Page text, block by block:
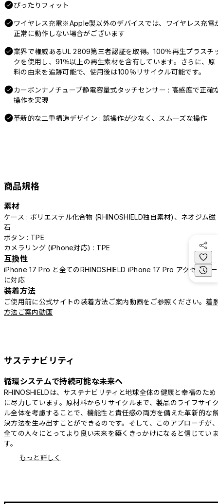
ぴったりフィット
ワイヤレス充電※Apple製以外のデバイスでは、ワイヤレス充電
正常に動作しない場合がございます
業界で権威あるUL 2809第三者認証を取得。100％再生プラスチ
クを使用し、91％以上の再生素材を含有しています。さらに、原
料の由来を追跡可能で、使用後は100％リサイクル可能です。
カーボンナノチューブ静電容量式タッチセンサー : 高感度で正確
操作を実現
革新的な二重構造デザイン : 誤操作が少なく、スムーズな操作
商品規格
素材
ケース : ポリエステル化合物 (RHINOSHIELD独自素材)、ネオジム磁
石
ボタン : TPE
カメラリング (iPhone対応) : TPE
互換性
iPhone 17 Pro と全てのRHINOSHIELD iPhone 17 Pro アクセサリー
に対応
装着方法
ご使用前に公式サイトの装着方法ご案内動画をご参照ください。着
方法ご案内動画
サステナビリティ
循環システムで持続可能な未来へ
RHINOSHIELDは、サステナビリティと地球全体の健康と幸福のため
に尽力しています。原材料からリサイクルまで、製品のライフサイ
ル全体を考慮することで、機能性と責任感の両方を備えた革新的な
決方法を生み出すことができるのです。そして、このアプローチが
全ての人々にとってより良い未来を築くきっかけになると信じてい
す。
もっと詳しく